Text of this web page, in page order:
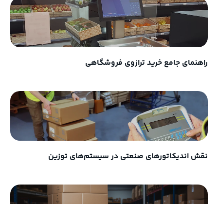
راهنمای جامع خرید ترازوی فروشگاهی
نقش اندیکاتورهای صنعتی در سیستم‌های توزین